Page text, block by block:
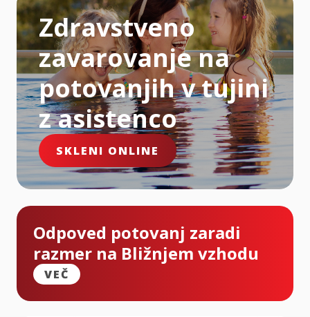
Zdravstveno
zavarovanje na
potovanjih v tujini
z asistenco
SKLENI ONLINE
Odpoved potovanj zaradi
razmer na Bližnjem vzhodu
VEČ